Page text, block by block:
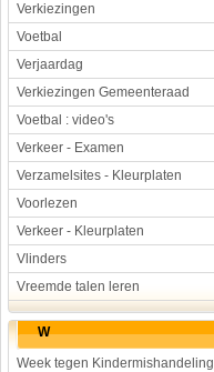
Verkiezingen
Voetbal
Verjaardag
Verkiezingen Gemeenteraad
Voetbal : video's
Verkeer - Examen
Verzamelsites - Kleurplaten
Voorlezen
Verkeer - Kleurplaten
Vlinders
Vreemde talen leren
W
Week tegen Kindermishandeling